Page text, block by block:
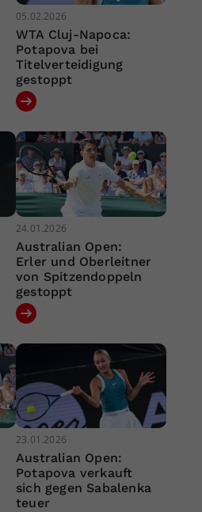
05.02.2026
WTA Cluj-Napoca:
Potapova bei
Titelverteidigung
gestoppt
24.01.2026
Australian Open:
Erler und Oberleitner
von Spitzendoppeln
gestoppt
23.01.2026
Australian Open:
Potapova verkauft
sich gegen Sabalenka
teuer